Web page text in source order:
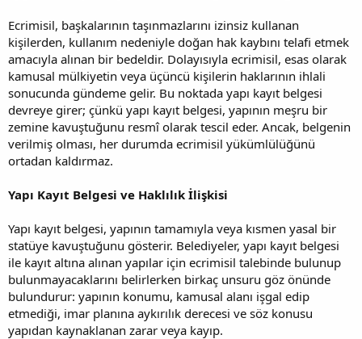
Ecrimisil, başkalarının taşınmazlarını izinsiz kullanan
kişilerden, kullanım nedeniyle doğan hak kaybını telafi etmek
amacıyla alınan bir bedeldir. Dolayısıyla ecrimisil, esas olarak
kamusal mülkiyetin veya üçüncü kişilerin haklarının ihlali
sonucunda gündeme gelir. Bu noktada yapı kayıt belgesi
devreye girer; çünkü yapı kayıt belgesi, yapının meşru bir
zemine kavuştuğunu resmî olarak tescil eder. Ancak, belgenin
verilmiş olması, her durumda ecrimisil yükümlülüğünü
ortadan kaldırmaz.
Yapı Kayıt Belgesi ve Haklılık İlişkisi
Yapı kayıt belgesi, yapının tamamıyla veya kısmen yasal bir
statüye kavuştuğunu gösterir. Belediyeler, yapı kayıt belgesi
ile kayıt altına alınan yapılar için ecrimisil talebinde bulunup
bulunmayacaklarını belirlerken birkaç unsuru göz önünde
bulundurur: yapının konumu, kamusal alanı işgal edip
etmediği, imar planına aykırılık derecesi ve söz konusu
yapıdan kaynaklanan zarar veya kayıp.